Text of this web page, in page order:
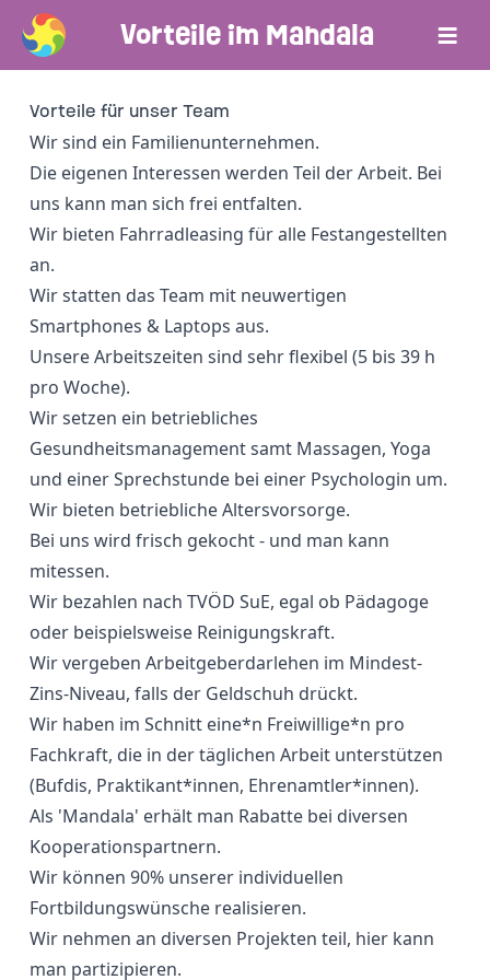
Vorteile im Mandala ≡
Vorteile für unser Team
Wir sind ein Familienunternehmen.
Die eigenen Interessen werden Teil der Arbeit. Bei
uns kann man sich frei entfalten.
Wir bieten Fahrradleasing für alle Festangestellten
an.
Wir statten das Team mit neuwertigen
Smartphones & Laptops aus.
Unsere Arbeitszeiten sind sehr flexibel (5 bis 39 h
pro Woche).
Wir setzen ein betriebliches
Gesundheitsmanagement samt Massagen, Yoga
und einer Sprechstunde bei einer Psychologin um.
Wir bieten betriebliche Altersvorsorge.
Bei uns wird frisch gekocht - und man kann
mitessen.
Wir bezahlen nach TVÖD SuE, egal ob Pädagoge
oder beispielsweise Reinigungskraft.
Wir vergeben Arbeitgeberdarlehen im Mindest-
Zins-Niveau, falls der Geldschuh drückt.
Wir haben im Schnitt eine*n Freiwillige*n pro
Fachkraft, die in der täglichen Arbeit unterstützen
(Bufdis, Praktikant*innen, Ehrenamtler*innen).
Als 'Mandala' erhält man Rabatte bei diversen
Kooperationspartnern.
Wir können 90% unserer individuellen
Fortbildungswünsche realisieren.
Wir nehmen an diversen Projekten teil, hier kann
man partizipieren.